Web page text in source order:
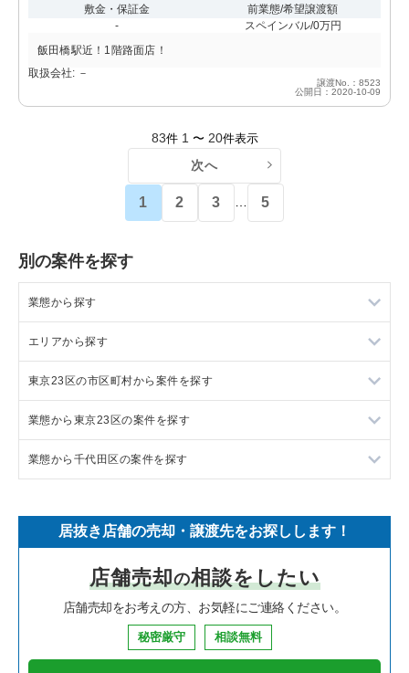
敷金・保証金
-
前業態/希望譲渡額
スペインバル/0万円
飯田橋駅近！1階路面店！
取扱会社: －
譲渡No.：8523
公開日：2020-10-09
83件 1 〜 20件表示
次へ
1 2 3 … 5
別の案件を探す
業態から探す
ラーメンの居抜き売却物件の案件一覧
フランス料理の居抜き売却物件の案件一覧
イタリア料理の居抜き売却物件の案件一覧
中華の居抜き売却物件の案件一覧
寿司の居抜き売却物件の案件一覧
焼肉の居抜き売却物件の案件一覧
鉄板焼き・お好み焼の居抜き売却物件の案件一覧
エリアから探す
東京23区の飲食店の居抜き売却物件の案件一覧
東京都下の飲食店の居抜き売却物件の案件一覧
千葉県の飲食店の居抜き売却物件の案件一覧
神奈川県の飲食店の居抜き売却物件の案件一覧
大阪府の飲食店の居抜き売却物件の案件一覧
兵庫県の飲食店の居抜き売却物件の案件一覧
東京23区の市区町村から案件を探す
目黒区の飲食店の居抜き売却物件の案件一覧
渋谷区の飲食店の居抜き売却物件の案件一覧
新宿区の飲食店の居抜き売却物件の案件一覧
葛飾区の飲食店の居抜き売却物件の案件一覧
中央区の飲食店の居抜き売却物件の案件一覧
業態から東京23区の案件を探す
東京23区のラーメンの居抜き売却物件の案件一覧
東京23区のイタリア料理の居抜き売却物件の案件一覧
東京23区の中華の居抜き売却物件の案件一覧
東京23区のそば・うどんの居抜き売却物件の案件一覧
業態から千代田区の案件を探す
千代田区のフランス料理の居抜き売却物件の案件一覧
千代田区のイタリア料理の居抜き売却物件の案件一覧
千代田区の中華の居抜き売却物件の案件一覧
居抜き店舗の売却・譲渡先をお探しします！
店舗売却の相談をしたい
店舗売却をお考えの方、お気軽にご連絡ください。
秘密厳守 相談無料